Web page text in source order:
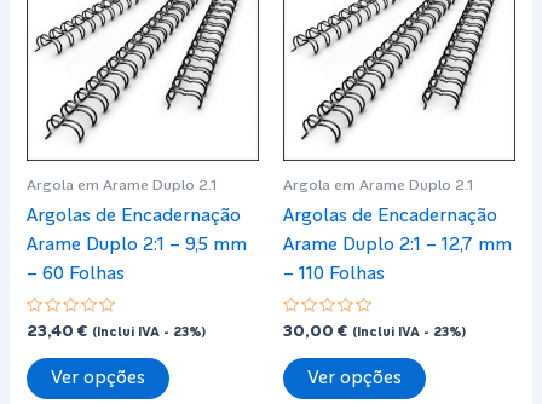
options
may
be
chosen
the
product
page
options
may
be
chosen
the
product
page
Argola em Arame Duplo 2.1
Argolas de Encadernação
Arame Duplo 2:1 – 9,5 mm
– 60 Folhas
Avaliação
de
5
23,40€ (Inclui IVA - 23%)
Ver opções
product
Argola em Arame Duplo 2.1
Argolas de Encadernação
Arame Duplo 2:1 – 12,7 mm
– 110 Folhas
Avaliação
de
5
30,00 € (Inclui IVA - 23%)
Ver opções
product